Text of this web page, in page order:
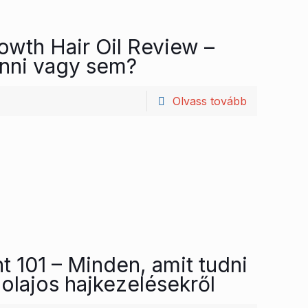
Hair Oil Review –
vagy sem?
Olvass tovább
101 – Minden, amit tudni
hajkezelésekről